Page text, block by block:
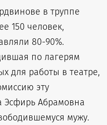
в труппе
150 человек,
80-90%.
по лагерям
для работы в театре,
эту
Эсфирь Абрамовна
мужу.